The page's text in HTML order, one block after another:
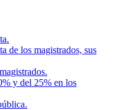
de los magistrados, sus
y del 25% en los